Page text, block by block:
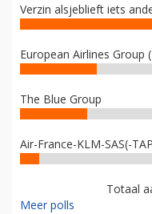
Verzin alsjeblieft iets
European Airlines Group
The Blue Group
Air-France-KLM-SAS(-
Totaal
Meer polls